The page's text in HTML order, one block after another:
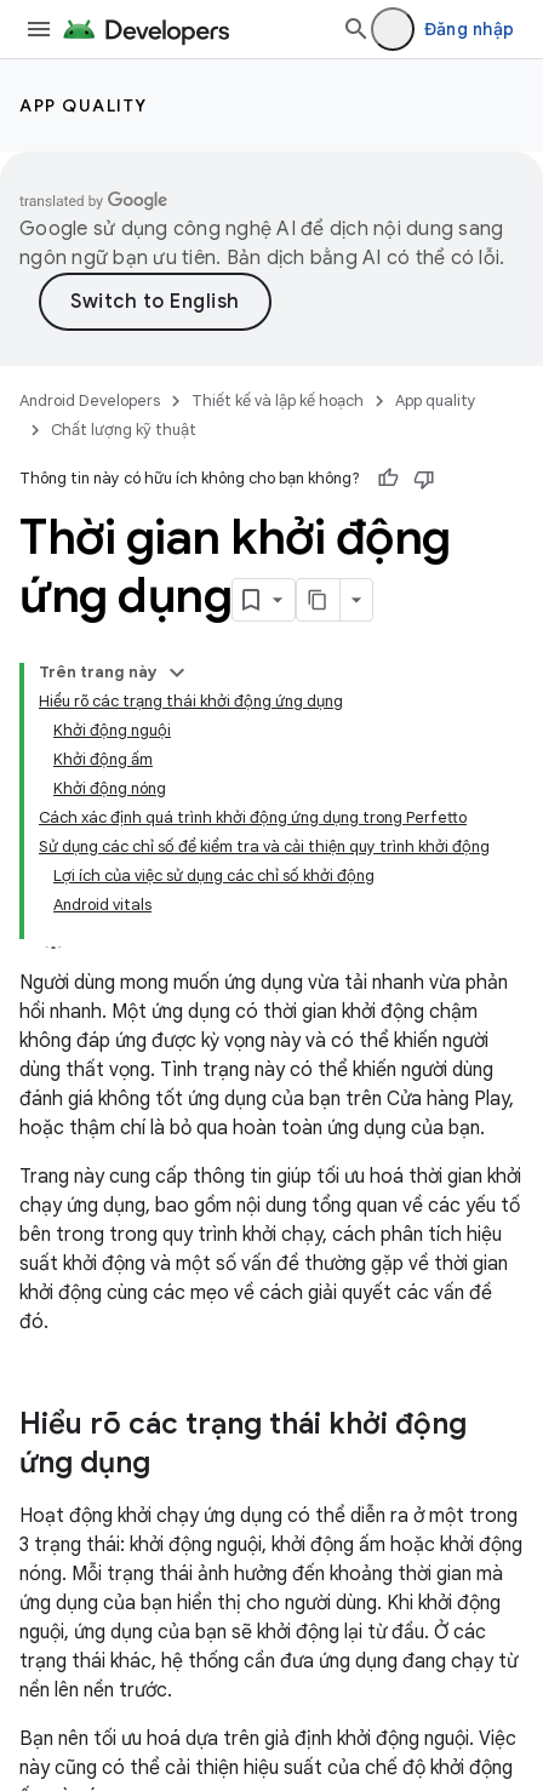
Đăng nhập
APP QUALITY
Google sử dụng công nghệ AI để dịch nội dung sang
ngôn ngữ bạn ưu tiên. Bản dịch bằng AI có thể có lỗi.
Android Developers Thiết kế và lập kế hoạch
App quality
Chất lượng kỹ thuật
Thông tin này có hữu ích không cho bạn không?
Thời gian khởi động
ứng dụng
Trên trang này
Hiểu rõ các trạng thái khởi động ứng dụng
Khởi động nguội
Khởi động ấm
Khởi động nóng
Cách xác định quá trình khởi động ứng dụng trong Perfetto
Sử dụng các chỉ số để kiểm tra và cải thiện quy trình khởi động
Lợi ích của việc sử dụng các chỉ số khởi động
Android vitals
Người dùng mong muốn ứng dụng vừa tải nhanh vừa phản
hồi nhanh. Một ứng dụng có thời gian khởi động chậm
không đáp ứng được kỳ vọng này và có thể khiến người
dùng thất vọng. Tình trạng này có thể khiến người dùng
đánh giá không tốt ứng dụng của bạn trên Cửa hàng Play,
hoặc thậm chí là bỏ qua hoàn toàn ứng dụng của bạn.
Trang này cung cấp thông tin giúp tối ưu hoá thời gian khởi
chạy ứng dụng, bao gồm nội dung tổng quan về các yếu tố
bên trong trong quy trình khởi chạy, cách phân tích hiệu
suất khởi động và một số vấn đề thường gặp về thời gian
khởi động cùng các mẹo về cách giải quyết các vấn đề
đó.
Hiểu rõ các trạng thái khởi động
ứng dụng
Hoạt động khởi chạy ứng dụng có thể diễn ra ở một trong
3 trạng thái: khởi động nguội, khởi động ấm hoặc khởi động
nóng. Mỗi trạng thái ảnh hưởng đến khoảng thời gian mà
ứng dụng của bạn hiển thị cho người dùng. Khi khởi động
nguội, ứng dụng của bạn sẽ khởi động lại từ đầu. Ở các
trạng thái khác, hệ thống cần đưa ứng dụng đang chạy từ
nền lên nền trước.
Bạn nên tối ưu hoá dựa trên giả định khởi động nguội. Việc
này cũng có thể cải thiện hiệu suất của chế độ khởi động